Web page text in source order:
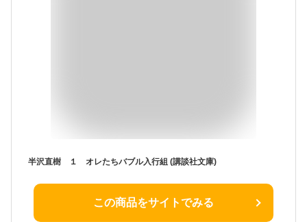
半沢直樹 １ オレたちバブル入行組 (講談社文庫)
この商品をサイトでみる